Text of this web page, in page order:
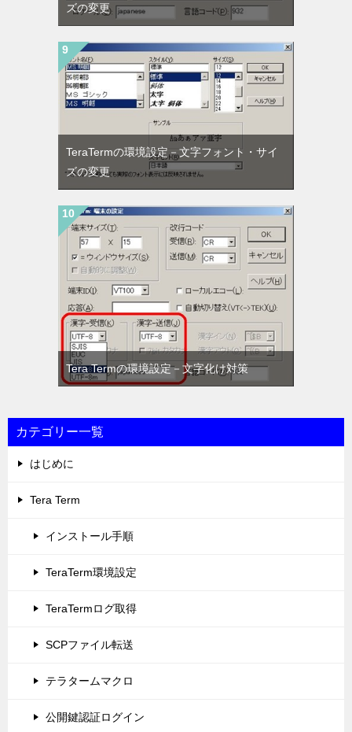
ズの変更
TeraTermの環境設定－文字フォント・サイ
ズの変更
Tera Termの環境設定－文字化け対策
カテゴリー一覧
はじめに
Tera Term
インストール手順
TeraTerm環境設定
TeraTermログ取得
SCPファイル転送
テラタームマクロ
公開鍵認証ログイン